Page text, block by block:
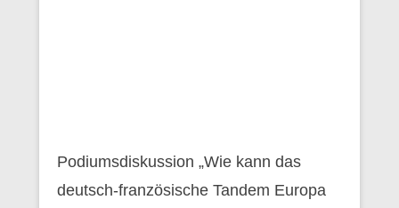
Podiumsdiskussion „Wie kann das
deutsch-französische Tandem Europa